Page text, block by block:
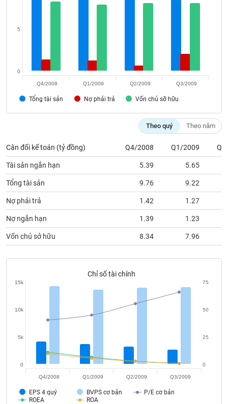
Tổng tài sản Nợ phải trả Vốn chủ sỡ hữu
0
5
Q4/2008 Q1/2009 Q2/2009 Q3/2009
Theo quý Theo năm
Cân đối kế toán (tỷ đồng) Q4/2008 Q1/2009
Tài sản ngắn hạn 5.39 5.65
Tổng tài sản 9.76 9.22
Nợ phải trả 1.42 1.27
Nợ ngắn hạn 1.39 1.23
Vốn chủ sở hữu 8.34 7.96
Chỉ số tài chính
EPS 4 quý BVPS cơ bản
P/E cơ bản
ROEA
ROA
0
5k
10k
15k
0
25
50
75
Q4/2008 Q1/2009 Q2/2009 Q3/2009
Báo
Thuật
ngữ
(-)
Dịch
vụ
(-)
Đào
tạo
tài
đầu
Truyền